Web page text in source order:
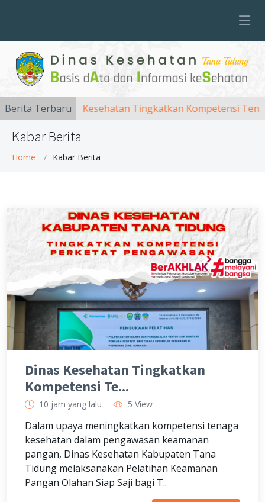
Berita Terbaru
Dinas Kesehatan Tingkatkan Kompetensi Tenaga
Kabar Berita
Home Kabar Berita
Dinas Kesehatan Tingkatkan
Kompetensi Te...
10 jam yang lalu 5 View
Dalam upaya meningkatkan kompetensi tenaga
kesehatan dalam pengawasan keamanan
pangan, Dinas Kesehatan Kabupaten Tana
Tidung melaksanakan Pelatihan Keamanan
Pangan Olahan Siap Saji bagi T..